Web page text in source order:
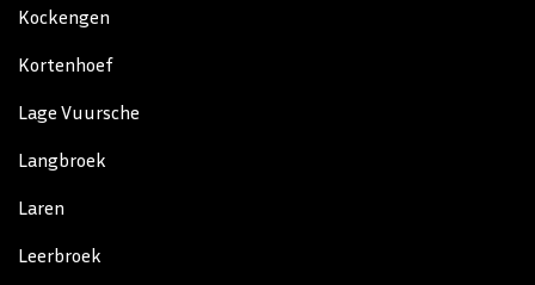
Kockengen
Kortenhoef
Lage Vuursche
Langbroek
Laren
Leerbroek